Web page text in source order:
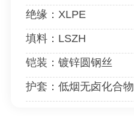
绝缘：XLPE
填料：LSZH
铠装：镀锌圆钢丝
护套：低烟无卤化合物